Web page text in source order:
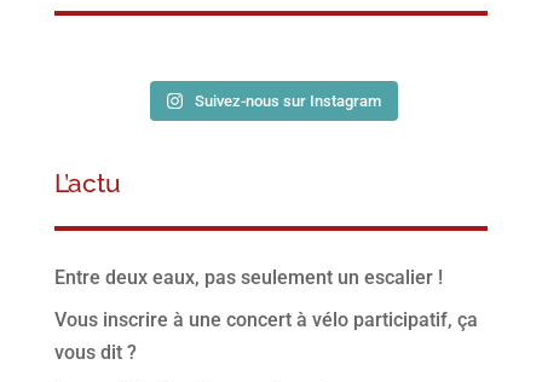
Suivez-nous sur Instagram
L’actu
Entre deux eaux, pas seulement un escalier !
Vous inscrire à une concert à vélo participatif, ça
vous dit ?